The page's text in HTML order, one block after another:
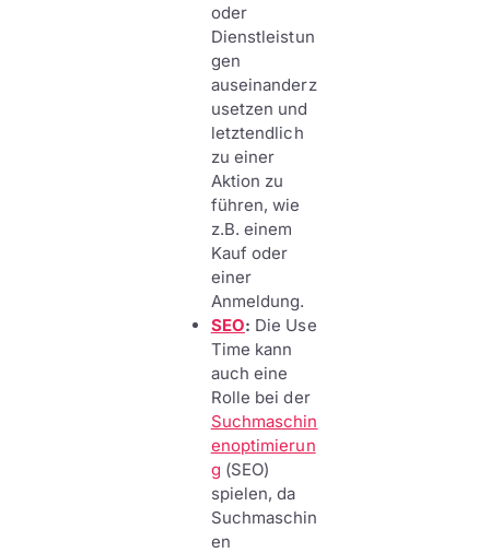
oder
Dienstleistun
gen
auseinanderz
usetzen und
letztendlich
zu einer
Aktion zu
führen, wie
z.B. einem
Kauf oder
einer
Anmeldung.
SEO: Die Use
Time kann
auch eine
Rolle bei der
Suchmaschin
enoptimierun
g (SEO)
spielen, da
Suchmaschin
en